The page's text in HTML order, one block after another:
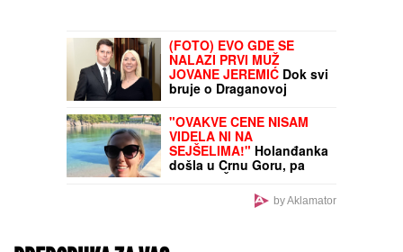
ODEĆU Pevačica
promenila život iz korena,
pa pokazala kako sada
izgleda: "Bez filtera"